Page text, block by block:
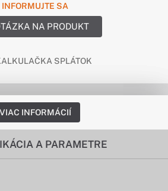
INFORMUJTE SA
NA PRODUKT
SPLÁTOK
VIAC INFORMÁCIÍ
A PARAMETRE